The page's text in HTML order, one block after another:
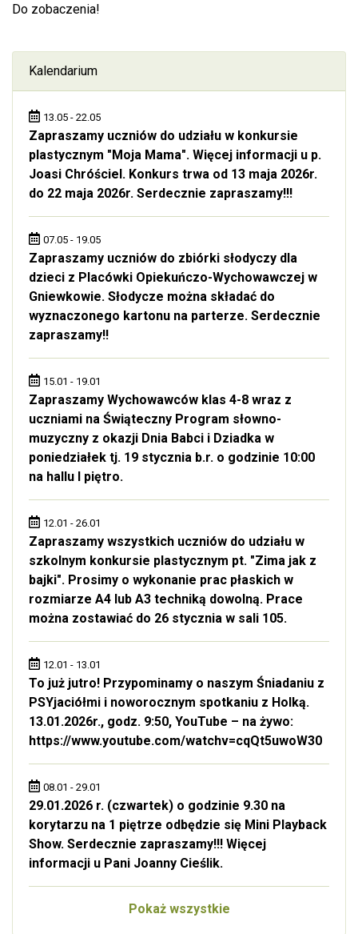
Do zobaczenia!
Kalendarium
13.05 - 22.05
Zapraszamy uczniów do udziału w konkursie
plastycznym "Moja Mama". Więcej informacji u p.
Joasi Chróściel. Konkurs trwa od 13 maja 2026r.
do 22 maja 2026r. Serdecznie zapraszamy!!!
07.05 - 19.05
Zapraszamy uczniów do zbiórki słodyczy dla
dzieci z Placówki Opiekuńczo-Wychowawczej w
Gniewkowie. Słodycze można składać do
wyznaczonego kartonu na parterze. Serdecznie
zapraszamy!!
15.01 - 19.01
Zapraszamy Wychowawców klas 4-8 wraz z
uczniami na Świąteczny Program słowno-
muzyczny z okazji Dnia Babci i Dziadka w
poniedziałek tj. 19 stycznia b.r. o godzinie 10:00
na hallu I piętro.
12.01 - 26.01
Zapraszamy wszystkich uczniów do udziału w
szkolnym konkursie plastycznym pt. "Zima jak z
bajki". Prosimy o wykonanie prac płaskich w
rozmiarze A4 lub A3 techniką dowolną. Prace
można zostawiać do 26 stycznia w sali 105.
12.01 - 13.01
To już jutro! Przypominamy o naszym Śniadaniu z
PSYjaciółmi i noworocznym spotkaniu z Holką.
13.01.2026r., godz. 9:50, YouTube – na żywo:
https://www.youtube.com/watchv=cqQt5uwoW30
08.01 - 29.01
29.01.2026 r. (czwartek) o godzinie 9.30 na
korytarzu na 1 piętrze odbędzie się Mini Playback
Show. Serdecznie zapraszamy!!! Więcej
informacji u Pani Joanny Cieślik.
Pokaż wszystkie